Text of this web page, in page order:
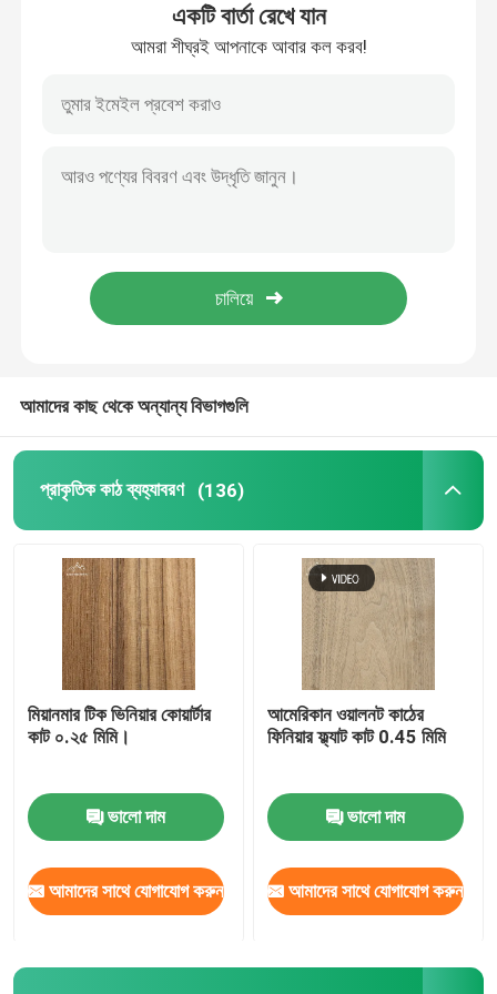
আমাদের সাথে যোগাযোগ
মামলা
একটি উদ্ধৃতি অনুরোধ করুন
প্রাকৃতিক কাঠ ব্যহ্যাবরণ
প্রকৌশলী কাঠ ব্যহ্যাবরণ
রঙ্গিন কাঠ ব্যহ্যাবরণ
উড এজ ব্যান্ডিং
হার্ডউড ব্যহ্যাবরণ পাতলা পাতলা কাঠ
একটি বার্তা রেখে যান
আমরা শীঘ্রই আপনাকে আবার কল করব!
আমাদের কাছ থেকে অন্যান্য বিভাগগুলি
প্রাকৃতিক কাঠ ব্যহ্যাবরণ (136)
মিয়ানমার টিক ভিনিয়ার কোয়ার্টার
কাট ০.২৫ মিমি।
ভালো দাম
আমাদের সাথে যোগাযোগ করুন
আমেরিকান ওয়ালনট কাঠের
ফিনিয়ার ফ্ল্যাট কাট 0.45 মিমি
ভালো দাম
আমাদের সাথে যোগাযোগ করুন